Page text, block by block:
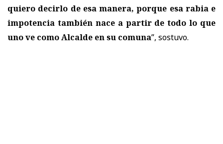
quiero decirlo de esa manera, porque esa rabia e
impotencia también nace a partir de todo lo que
uno ve como Alcalde en su comuna”, sostuvo.